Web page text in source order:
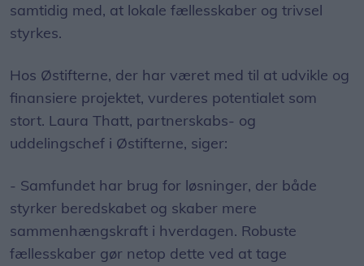
samtidig med, at lokale fællesskaber og trivsel
styrkes.
Hos Østifterne, der har været med til at udvikle og
finansiere projektet, vurderes potentialet som
stort. Laura Thatt, partnerskabs- og
uddelingschef i Østifterne, siger:
- Samfundet har brug for løsninger, der både
styrker beredskabet og skaber mere
sammenhængskraft i hverdagen. Robuste
fællesskaber gør netop dette ved at tage